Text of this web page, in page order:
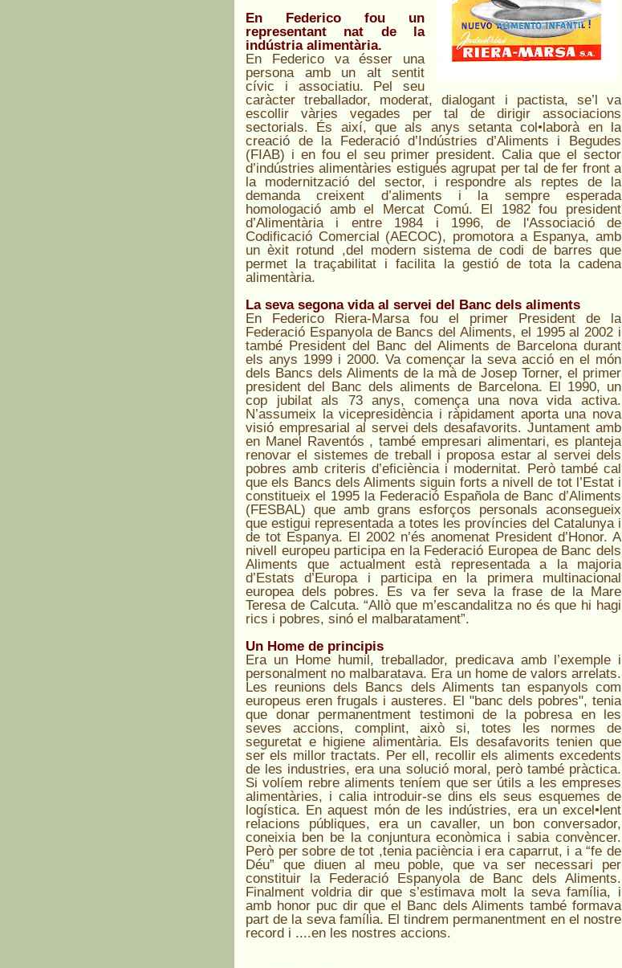
En Federico fou un
representant nat de la
indústria alimentària.
En Federico va ésser una
persona amb un alt sentit
cívic i associatiu. Pel seu
caràcter treballador, moderat, dialogant i pactista, se’l va
escollir vàries vegades per tal de dirigir associacions
sectorials. És així, que als anys setanta col•laborà en la
creació de la Federació d’Indústries d’Aliments i Begudes
(FIAB) i en fou el seu primer president. Calia que el sector
d’indústries alimentàries estigués agrupat per tal de fer front a
la modernització del sector, i respondre als reptes de la
demanda creixent d’aliments i la sempre esperada
homologació amb el Mercat Comú. El 1982 fou president
d’Alimentària i entre 1984 i 1996, de l'Associació de
Codificació Comercial (AECOC), promotora a Espanya, amb
un èxit rotund ,del modern sistema de codi de barres que
permet la traçabilitat i facilita la gestió de tota la cadena
alimentària.
La seva segona vida al servei del Banc dels aliments
En Federico Riera-Marsa fou el primer President de la
Federació Espanyola de Bancs del Aliments, el 1995 al 2002 i
també President del Banc del Aliments de Barcelona durant
els anys 1999 i 2000. Va començar la seva acció en el món
dels Bancs dels Aliments de la mà de Josep Torner, el primer
president del Banc dels aliments de Barcelona. El 1990, un
cop jubilat als 73 anys, comença una nova vida activa.
N’assumeix la vicepresidència i ràpidament aporta una nova
visió empresarial al servei dels desafavorits. Juntament amb
en Manel Raventós , també empresari alimentari, es planteja
renovar el sistemes de treball i proposa estar al servei dels
pobres amb criteris d’eficiència i modernitat. Però també cal
que els Bancs dels Aliments siguin forts a nivell de tot l’Estat i
constitueix el 1995 la Federació Española de Banc d’Aliments
(FESBAL) que amb grans esforços personals aconsegueix
que estigui representada a totes les províncies del Catalunya i
de tot Espanya. El 2002 n’és anomenat President d’Honor. A
nivell europeu participa en la Federació Europea de Banc dels
Aliments que actualment està representada a la majoria
d’Estats d’Europa i participa en la primera multinacional
europea dels pobres. Es va fer seva la frase de la Mare
Teresa de Calcuta. “Allò que m’escandalitza no és que hi hagi
rics i pobres, sinó el malbaratament”.
Un Home de principis
Era un Home humil, treballador, predicava amb l’exemple i
personalment no malbaratava. Era un home de valors arrelats.
Les reunions dels Bancs dels Aliments tan espanyols com
europeus eren frugals i austeres. El "banc dels pobres", tenia
que donar permanentment testimoni de la pobresa en les
seves accions, complint, això si, totes les normes de
seguretat e higiene alimentària. Els desafavorits tenien que
ser els millor tractats. Per ell, recollir els aliments excedents
de les industries, era una solució moral, però també pràctica.
Si volíem rebre aliments teníem que ser útils a les empreses
alimentàries, i calia introduir-se dins els seus esquemes de
logística. En aquest món de les indústries, era un excel•lent
relacions públiques, era un cavaller, un bon conversador,
coneixia ben be la conjuntura econòmica i sabia convèncer.
Però per sobre de tot ,tenia paciència i era caparrut, i a “fe de
Déu” que diuen al meu poble, que va ser necessari per
constituir la Federació Espanyola de Banc dels Aliments.
Finalment voldria dir que s’estimava molt la seva família, i
amb honor puc dir que el Banc dels Aliments també formava
part de la seva família. El tindrem permanentment en el nostre
record i ....en les nostres accions.